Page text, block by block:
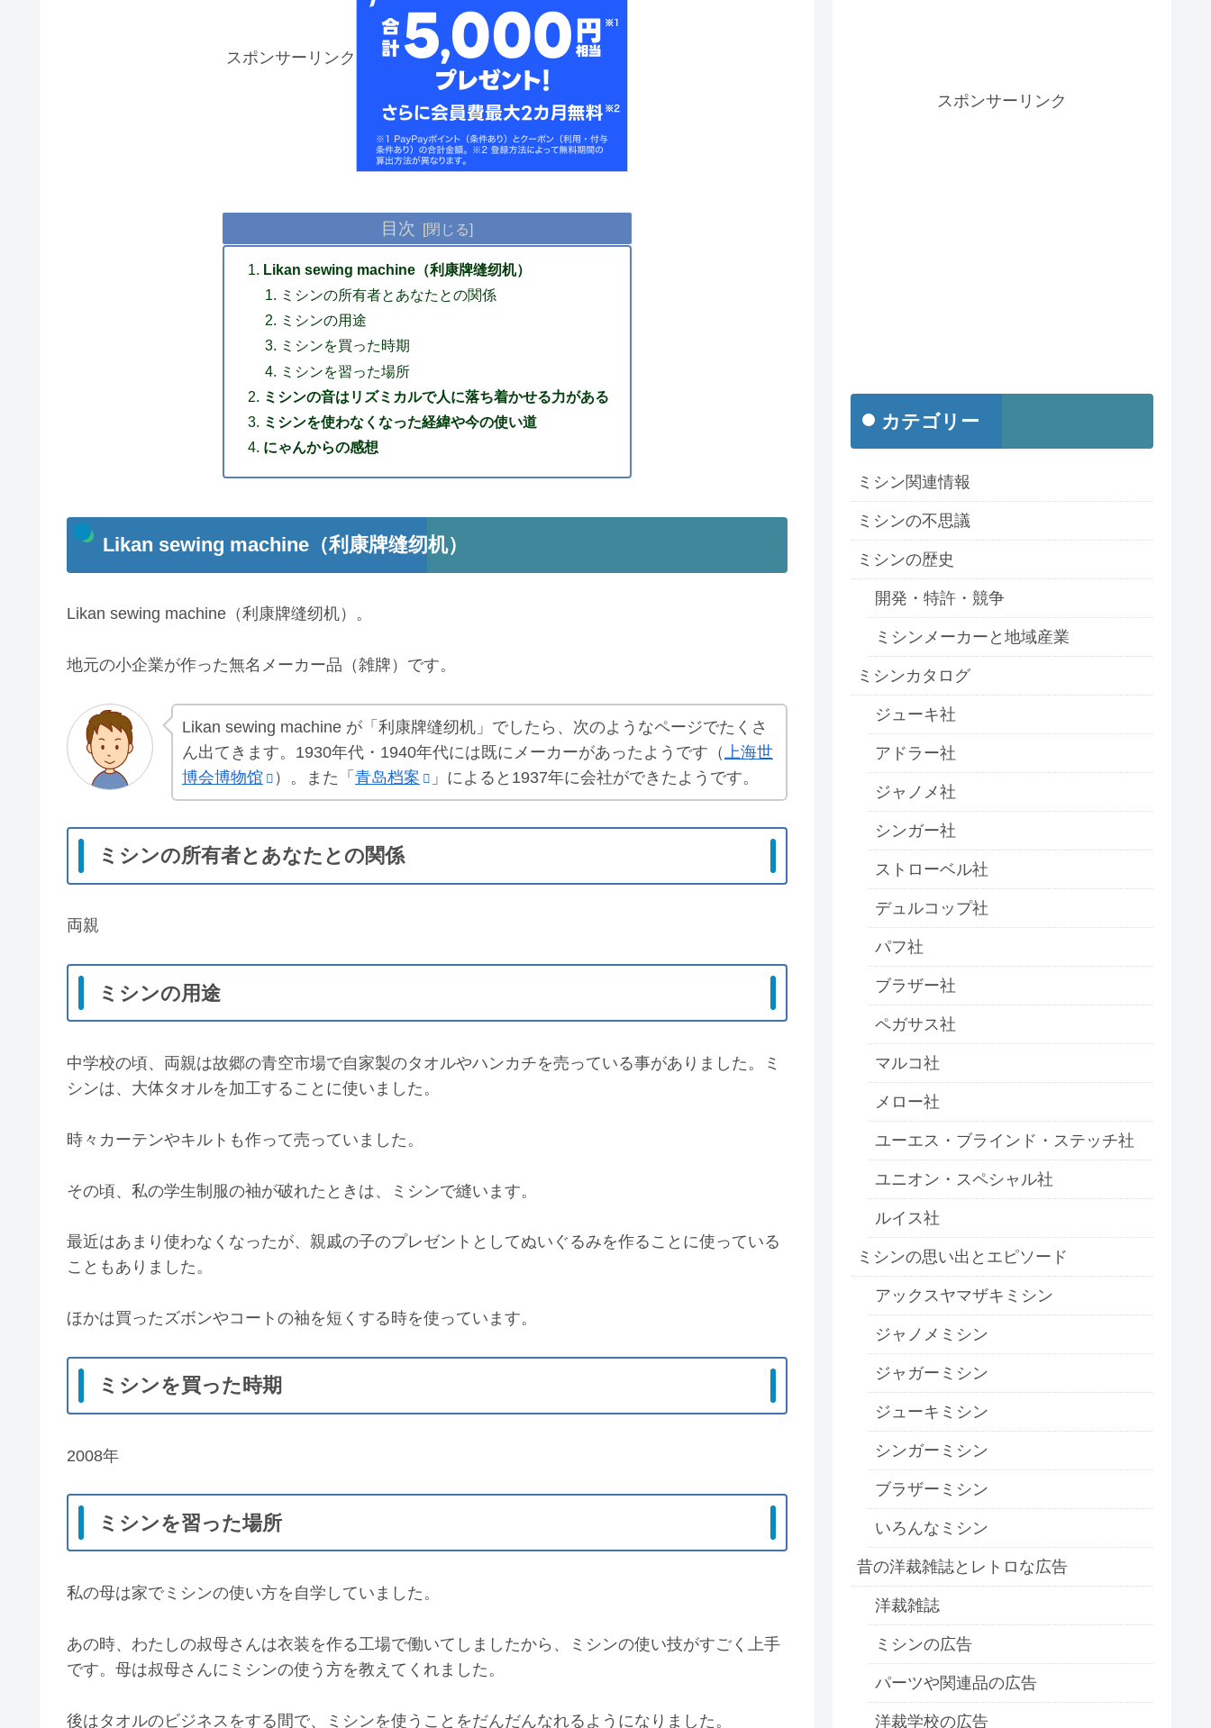
スポンサーリンク
目次
Likan sewing machine（利康牌缝纫机）
ミシンの所有者とあなたとの関係
ミシンの用途
ミシンを買った時期
ミシンを習った場所
ミシンの音はリズミカルで人に落ち着かせる力がある
ミシンを使わなくなった経緯や今の使い道
にゃんからの感想
Likan sewing machine（利康牌缝纫机）
Likan sewing machine（利康牌缝纫机）。
地元の小企業が作った無名メーカー品（雑牌）です。
Likan sewing machine が「利康牌缝纫机」でしたら、次のようなページでたくさ
ん出てきます。1930年代・1940年代には既にメーカーがあったようです（ 上海世
博会博物馆
）。また「 青岛档案 」によると1937年に会社ができたようです。
ミシンの所有者とあなたとの関係
両親
ミシンの用途
中学校の頃、両親は故郷の青空市場で自家製のタオルやハンカチを売っている事がありました。ミ
シンは、大体タオルを加工することに使いました。
時々カーテンやキルトも作って売っていました。
その頃、私の学生制服の袖が破れたときは、ミシンで縫います。
最近はあまり使わなくなったが、親戚の子のプレゼントとしてぬいぐるみを作ることに使っている
こともありました。
ほかは買ったズボンやコートの袖を短くする時を使っています。
ミシンを買った時期
2008年
ミシンを習った場所
私の母は家でミシンの使い方を自学していました。
あの時、わたしの叔母さんは衣装を作る工場で働いてしましたから、ミシンの使い技がすごく上手
です。母は叔母さんにミシンの使う方を教えてくれました。
後はタオルのビジネスをする間で、ミシンを使うことをだんだんなれるようになりました。
スポンサーリンク
カテゴリー
ミシン関連情報
ミシンの不思議
ミシンの歴史
開発・特許・競争
ミシンメーカーと地域産業
ミシンカタログ
ジューキ社
アドラー社
ジャノメ社
シンガー社
ストローベル社
デュルコップ社
パフ社
ブラザー社
ペガサス社
マルコ社
メロー社
ユーエス・ブラインド・ステッチ社
ユニオン・スペシャル社
ルイス社
ミシンの思い出とエピソード
アックスヤマザキミシン
ジャノメミシン
ジャガーミシン
ジューキミシン
シンガーミシン
ブラザーミシン
いろんなミシン
昔の洋裁雑誌とレトロな広告
洋裁雑誌
ミシンの広告
パーツや関連品の広告
洋裁学校の広告